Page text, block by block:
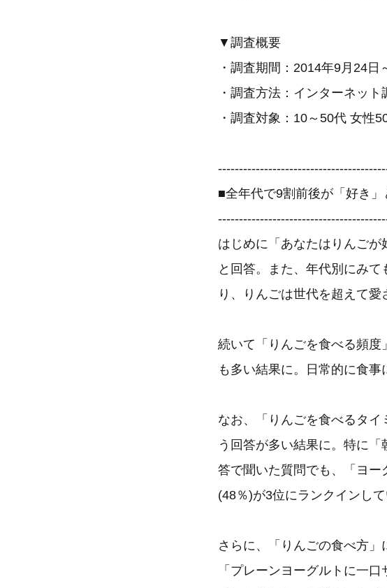
▼調査概要
・調査期間：2014年9月24日
・調査方法：インターネット
・調査対象：10～50代 女性
■全年代で9割前後が「好き
はじめに「あなたはりんごが
と回答。また、年代別にみ
り、りんごは世代を超えて愛
続いて「りんごを食べる頻
も多い結果に。日常的に食事
なお、「りんごを食べるタ
う回答が多い結果に。特に
答で聞いた質問でも、「ヨー
(48％)が3位にランクインして
さらに、「りんごの食べ方」
「プレーンヨーグルトに一